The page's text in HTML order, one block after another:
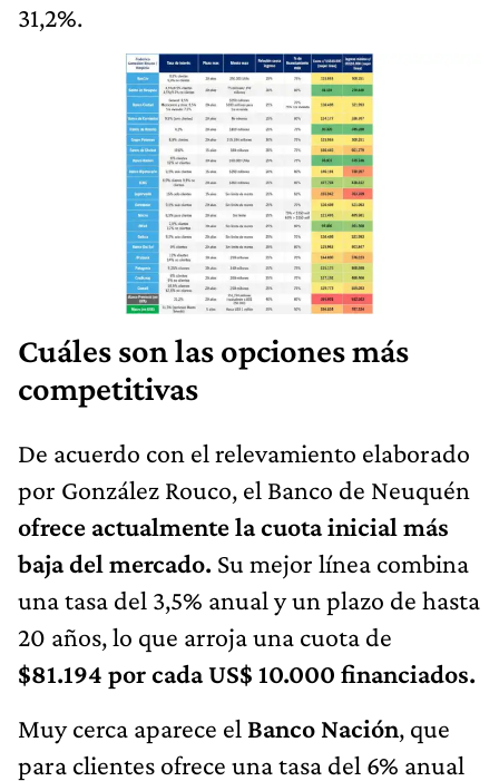
31,2%.
Cuáles son las opciones más
competitivas
De acuerdo con el relevamiento elaborado
por González Rouco, el Banco de Neuquén
ofrece actualmente la cuota inicial más
baja del mercado. Su mejor línea combina
una tasa del 3,5% anual y un plazo de hasta
20 años, lo que arroja una cuota de
$81.194 por cada US$ 10.000 financiados.
Muy cerca aparece el Banco Nación, que
para clientes ofrece una tasa del 6% anual